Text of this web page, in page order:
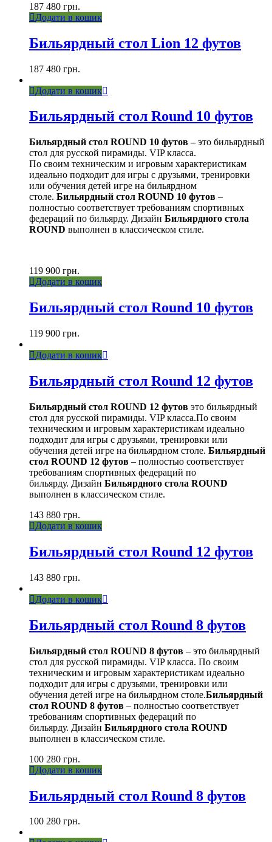
187 480 грн.
Додати в кошик
Бильярдный стол Lion 12 футов
187 480 грн.
Додати в кошик
Бильярдный стол Round 10 футов
Бильярдный стол ROUND 10 футов –это бильярдный
стол для русской пирамиды. VIP класса.
По своим техническим и игровым характеристикам
идеально подходит для игры с друзьями, тренировки
или обучения детей игре на бильярдном
столе. Бильярдный стол ROUND 10 футов –
полностью соответствует требованиям спортивных
федераций по бильярду. Дизайн Бильярдного стола
ROUND выполнен в классическом стиле.
119 900 грн.
Додати в кошик
Бильярдный стол Round 10 футов
119 900 грн.
Додати в кошик
Бильярдный стол Round 12 футов
Бильярдный стол ROUND 12 футов это бильярдный
стол для русской пирамиды. VIP класса.По своим
техническим и игровым характеристикам идеально
подходит для игры с друзьями, тренировки или
обучения детей игре на бильярдном столе. Бильярдный
стол ROUND 12 футов – полностью соответствует
требованиям спортивных федераций по
бильярду. Дизайн Бильярдного стола ROUND
выполнен в классическом стиле.
143 880 грн.
Додати в кошик
Бильярдный стол Round 12 футов
143 880 грн.
Додати в кошик
Бильярдный стол Round 8 футов
Бильярдный стол ROUND 8 футов – это бильярдный
стол для русской пирамиды. VIP класса. По своим
техническим и игровым характеристикам идеально
подходит для игры с друзьями, тренировки или
обучения детей игре на бильярдном столе.Бильярдный
стол ROUND 8 футов – полностью соответствует
требованиям спортивных федераций по
бильярду. Дизайн Бильярдного стола ROUND
выполнен в классическом стиле.
100 280 грн.
Додати в кошик
Бильярдный стол Round 8 футов
100 280 грн.